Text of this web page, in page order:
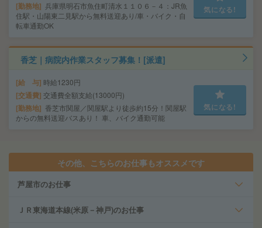
勤務地 兵庫県明石市魚住町清水１１０６－４：JR魚
住駅・山陽東二見駅から無料送迎あり/車・バイク・自
転車通勤OK
気になる!
香芝｜病院内作業スタッフ募集！[派遣]
給 与 時給1230円
交通費 交通費全額支給(13000円)
勤務地 香芝市関屋／関屋駅より徒歩約15分！関屋駅
からの無料送迎バスあり！ 車、バイク通勤可能
気になる!
その他、こちらのお仕事もオススメです
芦屋市のお仕事
ＪＲ東海道本線(米原－神戸)のお仕事